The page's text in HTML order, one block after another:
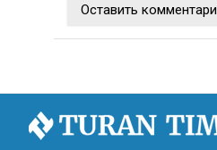
Оставить